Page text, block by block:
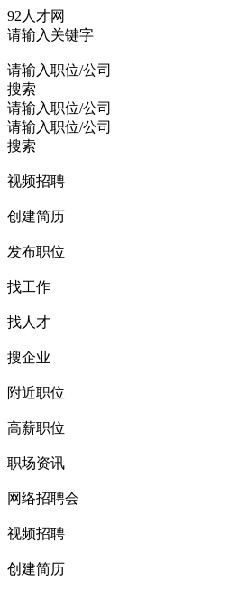
92人才网
请输入关键字
请输入职位/公司
搜索
请输入职位/公司
请输入职位/公司
搜索
视频招聘
创建简历
发布职位
找工作
找人才
搜企业
附近职位
高薪职位
职场资讯
网络招聘会
视频招聘
创建简历